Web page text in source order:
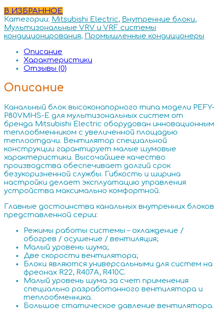
В ИЗБРАННОЕ
Категории: Mitsubishi Electric, Внутренние блоки,
Мультизональные VRV и VRF системы
кондиционирования, Промышленные кондиционеры
Описание
Характеристики
Отзывы (0)
Описание
Канальный блок высоконапорного типа модели PEFY-
P80VMHS-E для мультизональных систем от
бренда Mitsubishi Electric оборудован инновационным
теплообменником с увеличенной площадью
теплоотдачи. Вентилятор специальной
конструкции гарантирует малые шумовые
характеристики. Высочайшее качество
производства обеспечивает долгий срок
безукоризненной службы. Гибкость и ширина
настройки делает эксплуатацию управления
устройства максимально комфортной.
Главные достоинства канальных внутренних блоков
представленной серии:
Режимы работы системы – охлаждение /
обогрев / осушение / вентиляция;
Малый уровень шума;
Две скорости вентилятора;
Блоки являются универсальными для систем на
фреонах R22, R407A, R410C.
Малый уровень шума за счет применения
специально разработанного вентилятора и
теплообменника.
Большое статическое давление вентилятора.